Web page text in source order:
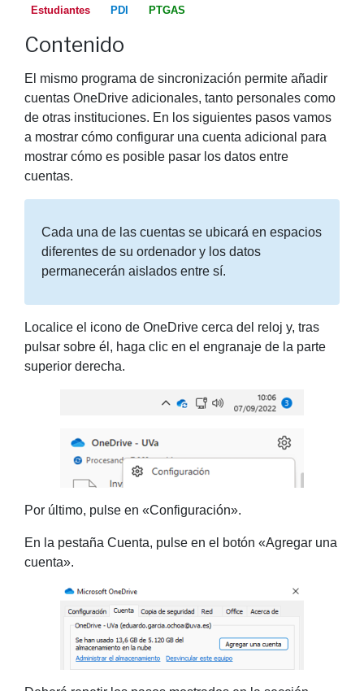
Estudiantes PDI PTGAS
Contenido
El mismo programa de sincronización permite añadir
cuentas OneDrive adicionales, tanto personales como
de otras instituciones. En los siguientes pasos vamos
a mostrar cómo configurar una cuenta adicional para
mostrar cómo es posible pasar los datos entre
cuentas.
Cada una de las cuentas se ubicará en espacios
diferentes de su ordenador y los datos
permanecerán aislados entre sí.
Localice el icono de OneDrive cerca del reloj y, tras
pulsar sobre él, haga clic en el engranaje de la parte
superior derecha.
Por último, pulse en «Configuración».
En la pestaña Cuenta, pulse en el botón «Agregar una
cuenta».